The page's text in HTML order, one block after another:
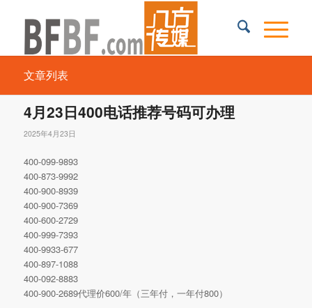
文章列表
4月23日400电话推荐号码可办理
2025年4月23日
400-099-9893
400-873-9992
400-900-8939
400-900-7369
400-600-2729
400-999-7393
400-9933-677
400-897-1088
400-092-8883
400-900-2689代理价600/年（三年付，一年付800）